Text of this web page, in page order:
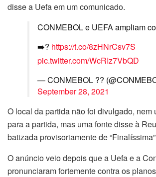
disse a Uefa em um comunicado.
CONMEBOL e UEFA ampliam
➡️? https://t.co/8zHNrCsv7S
pic.twitter.com/WcRIz7VbQD
— CONMEBOL ??
September 28, 2021
O local da partida não foi divulgado, nem
para a partida, mas uma fonte disse à
batizada provisoriamente de
O anúncio veio depois que a Uefa e a
pronunciaram fortemente contra os